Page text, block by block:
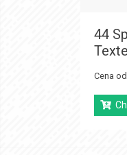
44
Cena od